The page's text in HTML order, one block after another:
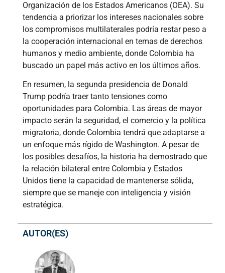
Organización de los Estados Americanos (OEA). Su
tendencia a priorizar los intereses nacionales sobre
los compromisos multilaterales podría restar peso a
la cooperación internacional en temas de derechos
humanos y medio ambiente, donde Colombia ha
buscado un papel más activo en los últimos años.
En resumen, la segunda presidencia de Donald
Trump podría traer tanto tensiones como
oportunidades para Colombia. Las áreas de mayor
impacto serán la seguridad, el comercio y la política
migratoria, donde Colombia tendrá que adaptarse a
un enfoque más rígido de Washington. A pesar de
los posibles desafíos, la historia ha demostrado que
la relación bilateral entre Colombia y Estados
Unidos tiene la capacidad de mantenerse sólida,
siempre que se maneje con inteligencia y visión
estratégica.
AUTOR(ES)